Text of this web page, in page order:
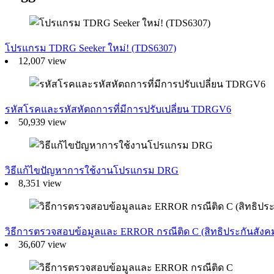
โปรแกรม TDRG Seeker ใหม่! (TDS6307)
12,007 view
รหัสโรคและรหัสหัตถการที่มีการปรับเปลี่ยน TDRGV6
50,939 view
วิธีแก้ไขปัญหาการใช้งานโปรแกรม DRG
8,351 view
วิธีการตรวจสอบข้อมูลและ ERROR กรณีติด C (สิทธิประกันสังค
36,607 view